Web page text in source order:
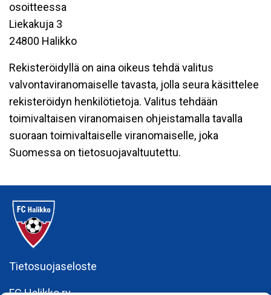
osoitteessa
Liekakuja 3
24800 Halikko
Rekisteröidyllä on aina oikeus tehdä valitus
valvontaviranomaiselle tavasta, jolla seura käsittelee
rekisteröidyn henkilötietoja. Valitus tehdään
toimivaltaisen viranomaisen ohjeistamalla tavalla
suoraan toimivaltaiselle viranomaiselle, joka
Suomessa on tietosuojavaltuutettu.
Tietosuojaseloste